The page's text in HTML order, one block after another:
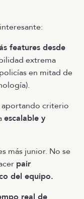
features desde
extrema
en mitad de
aportando criterio
escalable y
más junior. No se
pair
del equipo.